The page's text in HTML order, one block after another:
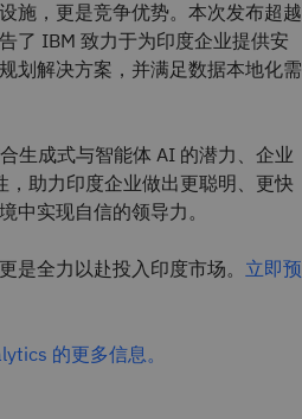
施，更是竞争优势。本次发布超越
了 IBM 致力于为印度企业提供安
划解决方案，并满足数据本地化需
生成式与智能体 AI 的潜力、企业
，助力印度企业做出更聪明、更快
中实现自信的领导力。
是全力以赴投入印度市场。 立即预
的更多信息。